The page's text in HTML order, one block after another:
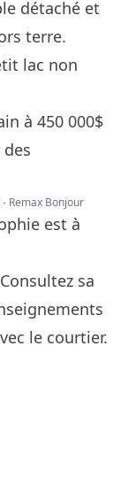
détaché et
terre.
lac non
Remax Bonjour
est à
sa
le courtier.